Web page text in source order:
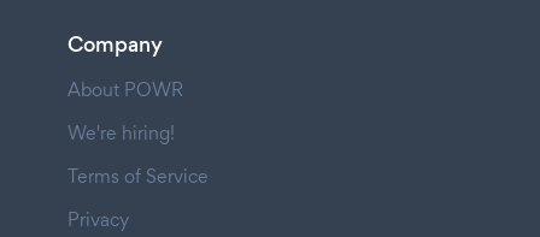
Company
About POWR
We're hiring!
Terms of Service
Privacy